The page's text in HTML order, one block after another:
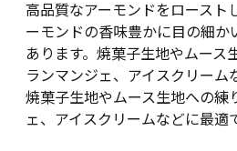
高品質なアーモンドをロースト
ーモンドの香味豊かに目の細か
あります。焼菓子生地やムース
ランマンジェ、アイスクリーム
焼菓子生地やムース生地への練
ェ、アイスクリームなどに最適